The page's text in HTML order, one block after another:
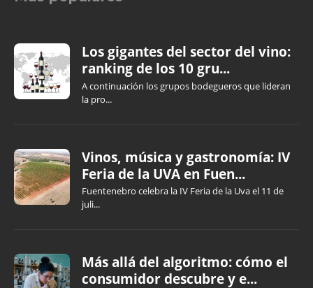
Los gigantes del sector del vino:
ranking de los 10 gru...
A continuación los grupos bodegueros que lideran
la pro...
Vinos, música y gastronomía: IV
Feria de la UVA en Fuen...
Fuentenebro celebra la IV Feria de la Uva el 11 de
juli...
Más allá del algoritmo: cómo el
consumidor descubre y e...